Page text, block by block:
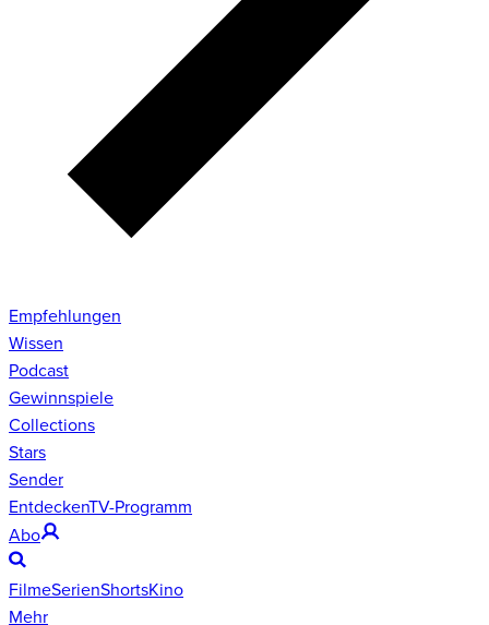
Empfehlungen
Wissen
Podcast
Gewinnspiele
Collections
Stars
Sender
EntdeckenTV-Programm
Abo
FilmeSerienShortsKino
Mehr